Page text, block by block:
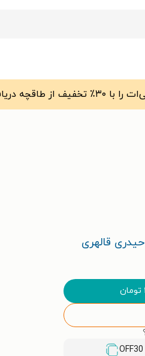
قالهری
تومان
OFF30